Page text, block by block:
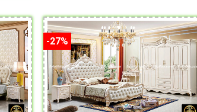
-27%